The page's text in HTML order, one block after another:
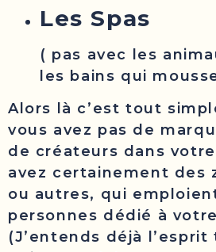
Les Spas
( pas avec les
les bains qui
Alors là c’est tout
vous avez pas de
de créateurs dans
avez certainement des
ou autres, qui
personnes dédié à
(J’entends déjà